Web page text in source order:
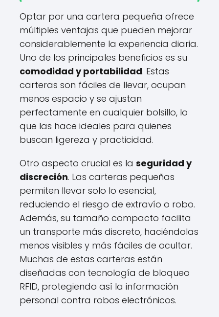
Optar por una cartera pequeña ofrece
múltiples ventajas que pueden mejorar
considerablemente la experiencia diaria.
Uno de los principales beneficios es su
comodidad y portabilidad. Estas
carteras son fáciles de llevar, ocupan
menos espacio y se ajustan
perfectamente en cualquier bolsillo, lo
que las hace ideales para quienes
buscan ligereza y practicidad.
Otro aspecto crucial es la seguridad y
discreción. Las carteras pequeñas
permiten llevar solo lo esencial,
reduciendo el riesgo de extravío o robo.
Además, su tamaño compacto facilita
un transporte más discreto, haciéndolas
menos visibles y más fáciles de ocultar.
Muchas de estas carteras están
diseñadas con tecnología de bloqueo
RFID, protegiendo así la información
personal contra robos electrónicos.